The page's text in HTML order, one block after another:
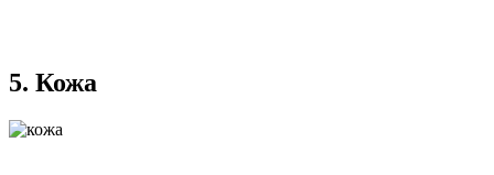
5. Кожа